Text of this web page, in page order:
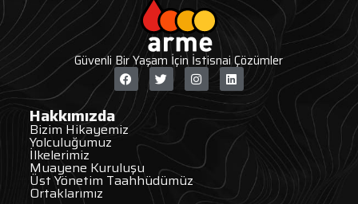
Güvenli Bir Yaşam İçin İstisnai Çözümler
Hakkımızda
Bizim Hikayemiz
Yolculuğumuz
İlkelerimiz
Muayene Kuruluşu
Üst Yönetim Taahhüdümüz
Ortaklarımız